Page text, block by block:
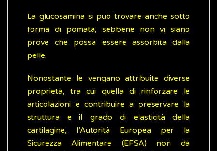
La glucosamina si può trovare anche sotto
forma di pomata, sebbene non vi siano
prove che possa essere assorbita dalla
pelle.
Nonostante le vengano attribuite diverse
proprietà, tra cui quella di rinforzare le
articolazioni e contribuire a preservare la
struttura e il grado di elasticità della
cartilagine, l’Autorità Europea per la
Sicurezza Alimentare (EFSA) non dà